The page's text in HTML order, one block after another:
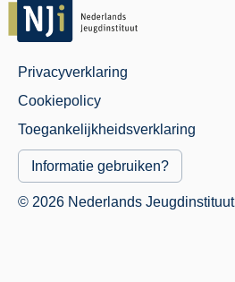
Juridisch
Menu
Privacyverklaring
Cookiepolicy
Toegankelijkheidsverklaring
Informatie gebruiken?
© 2026 Nederlands Jeugdinstituut